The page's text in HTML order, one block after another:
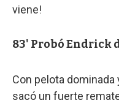
viene!
83' Probó Endrick
Con pelota
sacó un fuerte